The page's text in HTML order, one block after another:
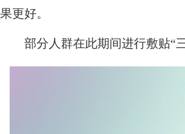
果更好。
部分人群在此期间进行敷贴“三